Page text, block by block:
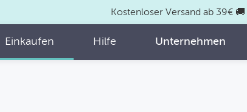
Kostenloser Versand ab 39€ 🚚
Einkaufen Hilfe Unternehmen